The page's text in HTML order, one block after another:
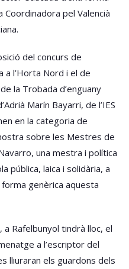
Coordinadora pel Valencià
del concurs de
l’Horta Nord i el de
la Trobada d’enguany
Marín Bayarri, de l’IES
en la categoria de
sobre les Mestres de
una mestra i política
pública, laica i solidària, a
forma genèrica aquesta
Rafelbunyol tindrà lloc, el
a l’escriptor del
lliuraran els guardons dels